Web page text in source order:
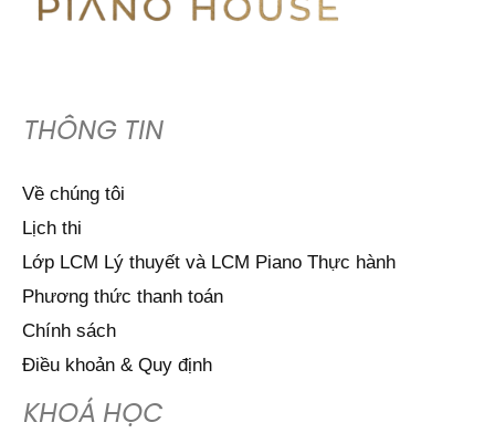
THÔNG TIN
Về chúng tôi
Lịch thi
Lớp LCM Lý thuyết và LCM Piano Thực hành
Phương thức thanh toán
Chính sách
Điều khoản & Quy định
KHOÁ HỌC